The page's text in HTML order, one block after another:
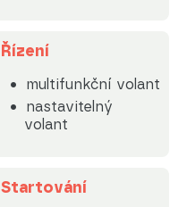
Řízení
multifunkční volant
nastavitelný
volant
Startování